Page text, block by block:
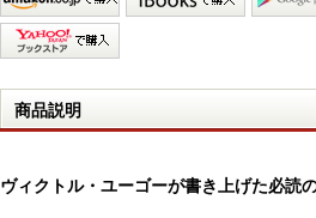
商品説明
ヴィクトル・ユーゴーが書き上げた必読